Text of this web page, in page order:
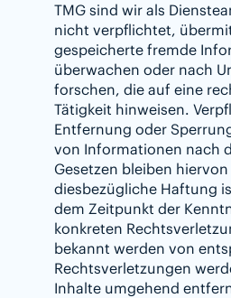
TMG sind wir als
nicht verpflichtet,
gespeicherte fremde
überwachen oder nach
forschen, die auf eine
Tätigkeit hinweisen.
Entfernung oder
von Informationen nach
Gesetzen bleiben
diesbezügliche Haftung
dem Zeitpunkt der
konkreten
bekannt werden von
Rechtsverletzungen
Inhalte umgehend